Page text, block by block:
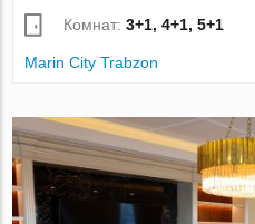
Комнат:3+1, 4+1, 5+1
Marin City Trabzon